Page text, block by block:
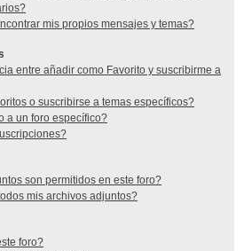
mis propios mensajes y temas?
entre añadir como Favorito y suscribirme a
o suscribirse a temas específicos?
a un foro específico?
son permitidos en este foro?
mis archivos adjuntos?
foro?